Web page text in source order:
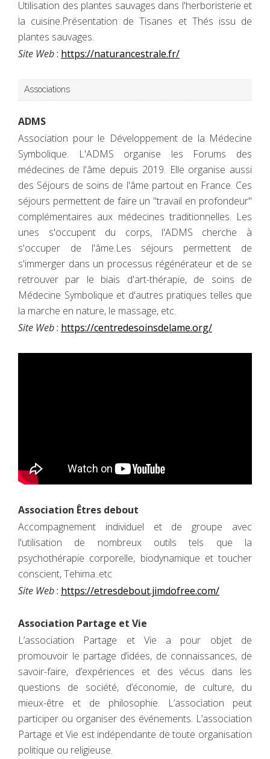
Utilisation des plantes sauvages dans l'herboristerie et
la cuisine.Présentation de Tisanes et Thés issu de
plantes sauvages.
Site Web: https://naturancestrale.fr/
Associations
ADMS
Association pour le Développement de la Médecine
Symbolique. L'ADMS organise les Forums des
médecines de l'âme depuis 2019. Elle organise aussi
des Séjours de soins de l'âme partout en France. Ces
séjours permettent de faire un "travail en profondeur"
complémentaires aux médecines traditionnelles. Les
unes s'occupent du corps, l'ADMS cherche à
s'occuper de l'âme.Les séjours permettent de
s'immerger dans un processus régénérateur et de se
retrouver par le biais d'art-thérapie, de soins de
Médecine Symbolique et d'autres pratiques telles que
la marche en nature, le massage, etc.
Site Web: https://centredesoinsdelame.org/
Association Êtres debout
Accompagnement individuel et de groupe avec
l'utilisation de nombreux outils tels que la
psychothérapie corporelle, biodynamique et toucher
conscient, Tehima..etc
Site Web: https://etresdebout.jimdofree.com/
Association Partage et Vie
L’association Partage et Vie a pour objet de
promouvoir le partage d’idées, de connaissances, de
savoir-faire, d’expériences et des vécus dans les
questions de société, d’économie, de culture, du
mieux-être et de philosophie. L’association peut
participer ou organiser des événements. L’association
Partage et Vie est indépendante de toute organisation
politique ou religieuse.